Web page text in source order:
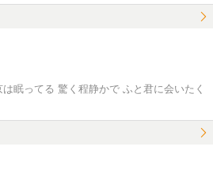
眠ってる 驚く程静かで ふと君に会いたく